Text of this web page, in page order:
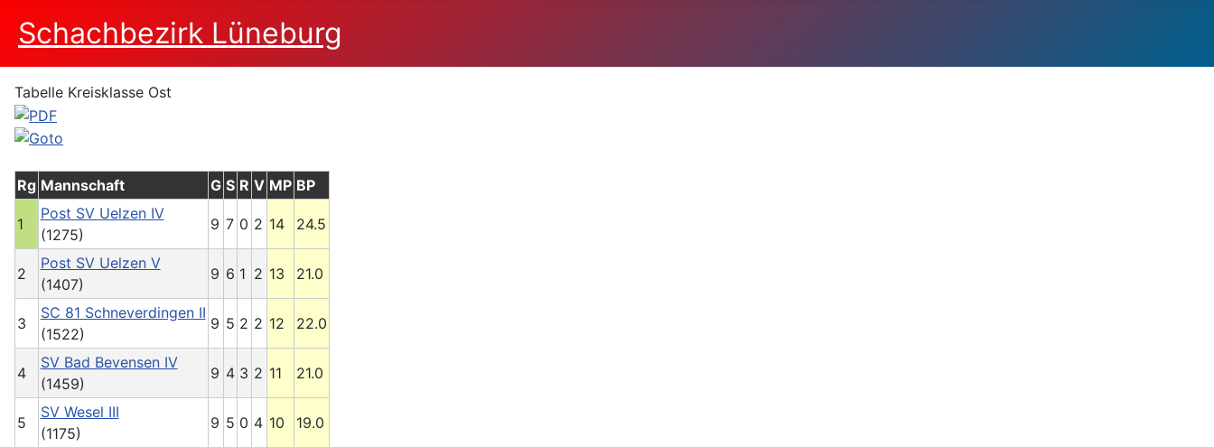
Schachbezirk Lüneburg
Tabelle Kreisklasse Ost
Rg Mannschaft G S R V MP BP
1
Post SV Uelzen IV
(1275)
9 7 0 2 14 24.5
2
Post SV Uelzen V
(1407)
9 6 1 2 13 21.0
3
SC 81 Schneverdingen II
(1522)
9 5 2 2 12 22.0
4
SV Bad Bevensen IV
(1459)
9 4 3 2 11 21.0
5
SV Wesel III
(1175)
9 5 0 4 10 19.0